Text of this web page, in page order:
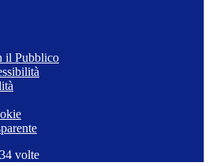
il Pubblico
volte